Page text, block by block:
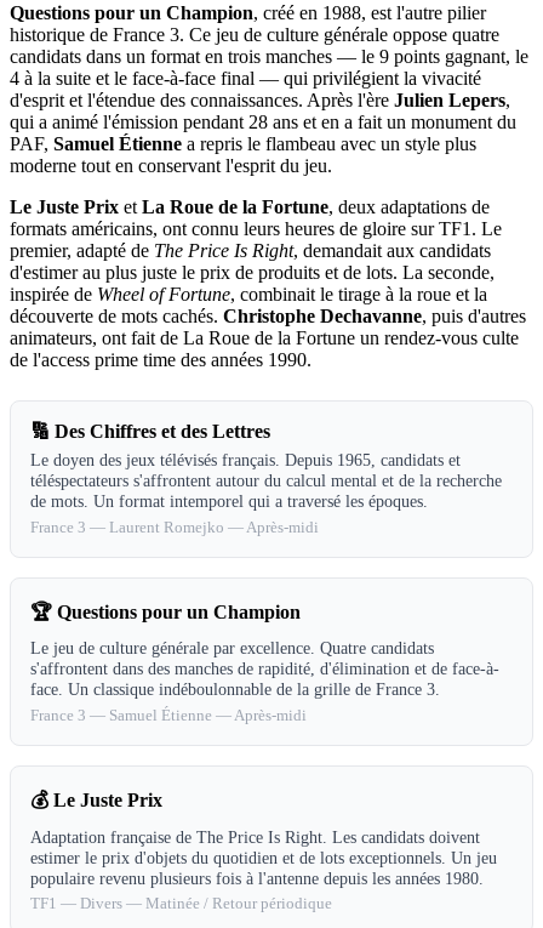
Questions pour un Champion, créé en 1988, est l'autre pilier
historique de France 3. Ce jeu de culture générale oppose quatre
candidats dans un format en trois manches — le 9 points gagnant, le
4 à la suite et le face-à-face final — qui privilégient la vivacité
d'esprit et l'étendue des connaissances. Après l'ère Julien Lepers,
qui a animé l'émission pendant 28 ans et en a fait un monument du
PAF, Samuel Étienne a repris le flambeau avec un style plus
moderne tout en conservant l'esprit du jeu.
Le Juste Prix et La Roue de la Fortune, deux adaptations de
formats américains, ont connu leurs heures de gloire sur TF1. Le
premier, adapté de The Price Is Right, demandait aux candidats
d'estimer au plus juste le prix de produits et de lots. La seconde,
inspirée de Wheel of Fortune, combinait le tirage à la roue et la
découverte de mots cachés. Christophe Dechavanne, puis d'autres
animateurs, ont fait de La Roue de la Fortune un rendez-vous culte
de l'access prime time des années 1990.
🔢 Des Chiffres et des Lettres
Le doyen des jeux télévisés français. Depuis 1965, candidats et
téléspectateurs s'affrontent autour du calcul mental et de la recherche
de mots. Un format intemporel qui a traversé les époques.
France 3 — Laurent Romejko — Après-midi
🏆 Questions pour un Champion
Le jeu de culture générale par excellence. Quatre candidats
s'affrontent dans des manches de rapidité, d'élimination et de face-à-
face. Un classique indéboulonnable de la grille de France 3.
France 3 — Samuel Étienne —Après-midi
💰 Le Juste Prix
Adaptation française de The Price Is Right. Les candidats doivent
estimer le prix d'objets du quotidien et de lots exceptionnels. Un jeu
populaire revenu plusieurs fois à l'antenne depuis les années 1980.
TF1 — Divers — Matinée / Retour périodique